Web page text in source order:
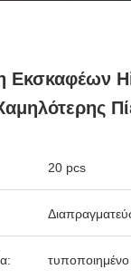
Εκσκαφέων
20 pcs
τυποποιημένο